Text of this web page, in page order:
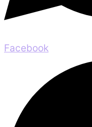
Facebook